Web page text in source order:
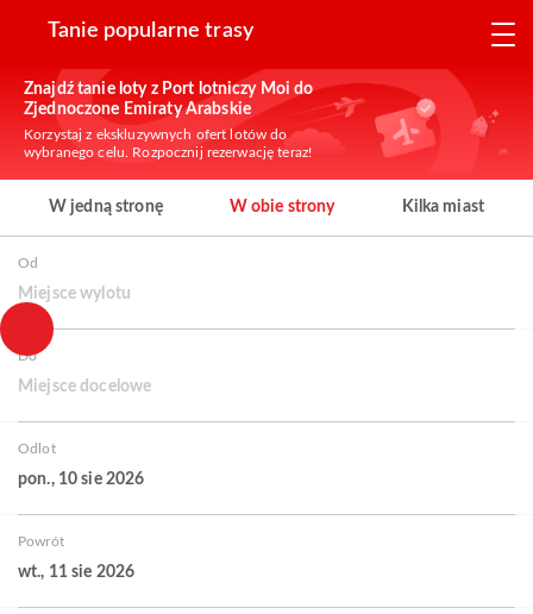
Tanie popularne trasy
Znajdź tanie loty z Port lotniczy Moi do
Zjednoczone Emiraty Arabskie
Korzystaj z ekskluzywnych ofert lotów do
wybranego celu. Rozpocznij rezerwację teraz!
W jedną stronę W obie strony Kilka miast
Od
Miejsce wylotu
Do
Miejsce docelowe
Odlot
pon., 10 sie 2026
Powrót
wt., 11 sie 2026